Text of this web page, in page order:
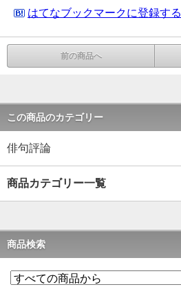
はてなブックマークに登録する
前の商品へ
この商品のカテゴリー
俳句評論
商品カテゴリー一覧
商品検索